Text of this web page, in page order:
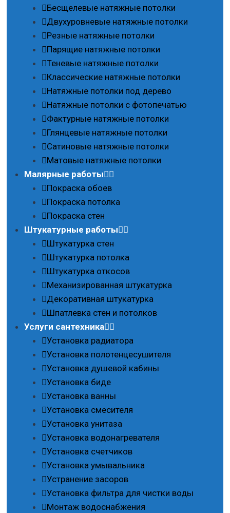
Бесщелевые натяжные потолки
Двухуровневые натяжные потолки
Резные натяжные потолки
Парящие натяжные потолки
Теневые натяжные потолки
Классические натяжные потолки
Натяжные потолки под дерево
Натяжные потолки с фотопечатью
Фактурные натяжные потолки
Глянцевые натяжные потолки
Сатиновые натяжные потолки
Матовые натяжные потолки
Малярные работы
Покраска обоев
Покраска потолка
Покраска стен
Штукатурные работы
Штукатурка стен
Штукатурка потолка
Штукатурка откосов
Механизированная штукатурка
Декоративная штукатурка
Шпатлевка стен и потолков
Услуги сантехника
Установка радиатора
Установка полотенцесушителя
Установка душевой кабины
Установка биде
Установка ванны
Установка смесителя
Установка унитаза
Установка водонагревателя
Установка счетчиков
Установка умывальника
Устранение засоров
Установка фильтра для чистки воды
Монтаж водоснабжения